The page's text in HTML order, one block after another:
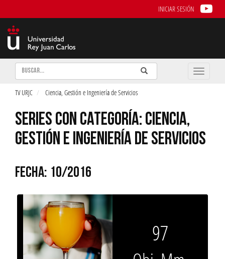
INICIAR SESIÓN
Buscar Enviar
Buscar
Toggle
TV URJC Ciencia, Gestión e Ingeniería de Servicios
SERIES CON CATEGORÍA: CIENCIA,
GESTIÓN E INGENIERÍA DE SERVICIOS
FECHA: 10/2016
97